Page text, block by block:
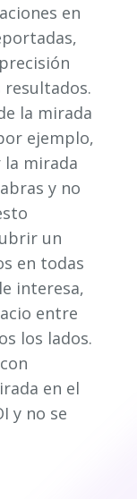
en
resultados.
la mirada
ejemplo,
la mirada
y no
un
en todas
interesa,
entre
los lados.
en el
y no se